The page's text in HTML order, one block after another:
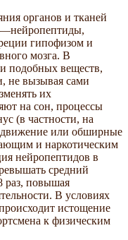
органов и тканей
гипофизом и
мозга. В
подобных веществ,
не вызывая сами
их
на сон, процессы
(в частности, на
или обширные
и наркотическим
нейропептидов в
средний
раз, повышая
В условиях
истощение
к физическим